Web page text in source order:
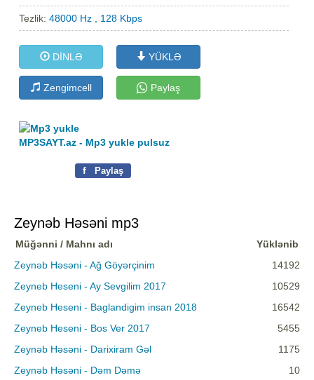
Tezlik:48000 Hz , 128 Kbps
DİNLƏ YÜKLƏ
Zengimcell Paylaş
MP3SAYT.az - Mp3 yukle pulsuz
f Paylaş
Zeynəb Həsəni mp3
Müğənni / Mahnı adı
Yüklənib
Zeynəb Həsəni - Ağ Göyərçinim
14192
Zeyneb Heseni - Ay Sevgilim 2017
10529
Zeyneb Heseni - Baglandigim insan 2018
16542
Zeyneb Heseni - Bos Ver 2017
5455
Zeynəb Həsəni - Darixiram Gəl
1175
Zeynəb Həsəni - Dəm Dəmə
10